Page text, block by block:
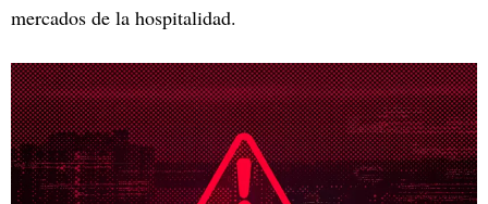
mercados de la hospitalidad.